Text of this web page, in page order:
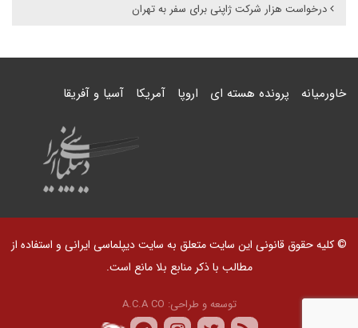
درخواست هزار شرکت ژاپنی برای سفر به تهران
خاورمیانه پرونده هسته ای اروپا آمریکا آسیا و آفریقا
© کلیه حقوق قانونی این سایت متعلق به سایت دیپلماسی ایرانی و استفاده از
مطالب با ذکر منابع بلا مانع است.
توسعه و طراحی: A.C.A CO